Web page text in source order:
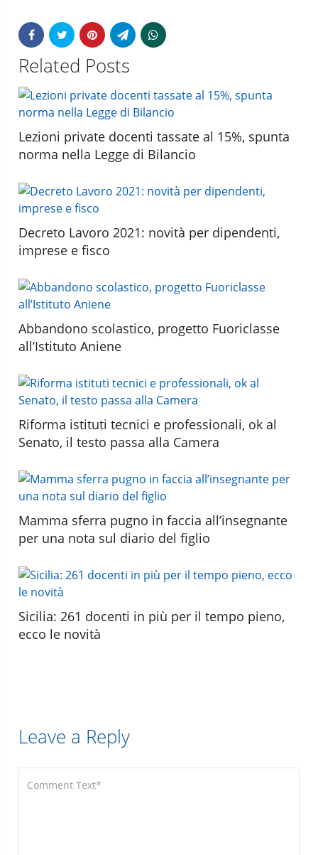
Related Posts
Lezioni private docenti tassate al 15%, spunta
norma nella Legge di Bilancio
Decreto Lavoro 2021: novità per dipendenti,
imprese e fisco
Abbandono scolastico, progetto Fuoriclasse
all’Istituto Aniene
Riforma istituti tecnici e professionali, ok al
Senato, il testo passa alla Camera
Mamma sferra pugno in faccia all’insegnante
per una nota sul diario del figlio
Sicilia: 261 docenti in più per il tempo pieno,
ecco le novità
Leave a Reply